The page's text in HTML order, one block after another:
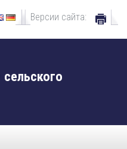
Версии сайта:
сельского